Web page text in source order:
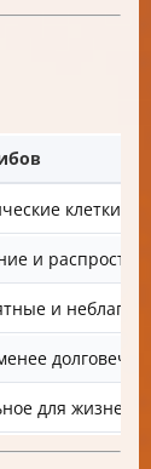
клетки с
и
и
долговечны
для